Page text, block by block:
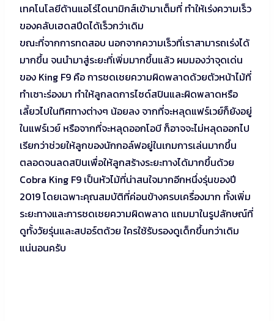
เทคโนโลยีด้านแอโร่ไดนามิกส์เข้ามาเต็มที่ ทำให้เร่งความเร็ว
ของคลับเฮดสปีดได้เร็วกว่าเดิม
ขณะที่จากการทดสอบ นอกจากความเร็วที่เราสามารถเร่งได้
มากขึ้น จนนำมาสู่ระยะที่เพิ่มมากขึ้นแล้ว ผมมองว่าจุดเด่น
ของ King F9 คือ การชดเชยความผิดพลาดด้วยตัวหน้าไม้ที่
ทำเซาะร่องมา ทำให้ลูกลดการไซด์สปินและผิดพลาดหรือ
เลี้ยวไปในทิศทางต่างๆ น้อยลง จากที่จะหลุดแฟร์เวย์ก็ยังอยู่
ในแฟร์เวย์ หรือจากที่จะหลุดออกโอบี ก็อาจจะไม่หลุดออกไป
เรียกว่าช่วยให้ลูกของนักกอล์ฟอยู่ในเกมการเล่นมากขึ้น
ตลอดจนลดสปินเพื่อให้ลูกสร้างระยะทางได้มากขึ้นด้วย
Cobra King F9 เป็นหัวไม้ที่น่าสนใจมากอีกหนึ่งรุ่นของปี
2019 โดยเฉพาะคุณสมบัติที่ค่อนข้างครบเครื่องมาก ทั้งเพิ่ม
ระยะทางและการชดเชยความผิดพลาด แถมมาในรูปลักษณ์ที่
ดูทั้งวัยรุ่นและสปอร์ตด้วย ใครใช้รับรองดูเด็กขึ้นกว่าเดิม
แน่นอนครับ